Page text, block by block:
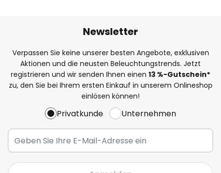
Newsletter
Verpassen Sie keine unserer besten Angebote, exklusiven
Aktionen und die neusten Beleuchtungstrends. Jetzt
registrieren und wir senden Ihnen einen 13 %-Gutschein*
zu, den Sie bei Ihrem ersten Einkauf in unserem Onlineshop
einlösen können!
Privatkunde Unternehmen